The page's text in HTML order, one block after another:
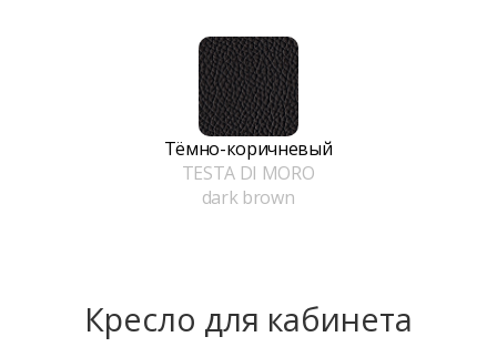
Тёмно-коричневый
TESTA DI MORO
dark brown
Кресло для кабинета